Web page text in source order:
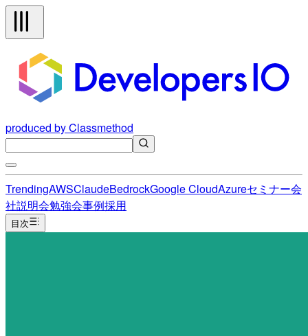
produced by Classmethod
TrendingAWSClaudeBedrockGoogle CloudAzureセミナー会
社説明会勉強会事例採用
目次